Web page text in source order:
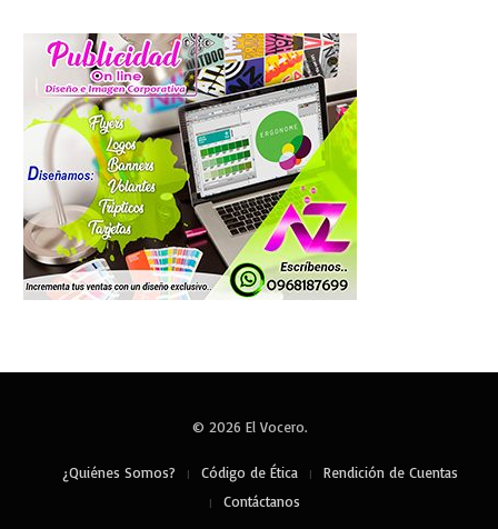
© 2026 El Vocero.
¿Quiénes Somos? Código de Ética
Rendición de Cuentas
Contáctanos